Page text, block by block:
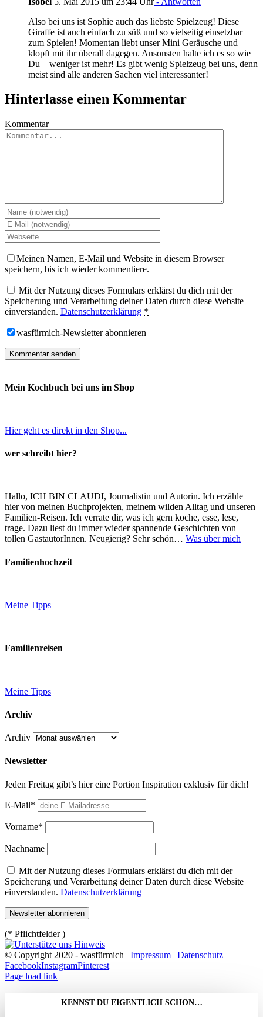
Also bei uns ist Sophie auch das liebste Spielzeug! Diese
Giraffe ist auch einfach zu süß und so vielseitig einsetzbar
zum Spielen! Momentan liebt unser Mini Geräusche und
klopft mit ihr überall dagegen. Ansonsten halte ich es so wie
Du – weniger ist mehr! Es gibt wenig Spielzeug bei uns, denn
meist sind alle anderen Sachen viel interessanter!
Hinterlasse einen Kommentar
Kommentar
Meinen Namen, E-Mail und Website in diesem Browser
speichern, bis ich wieder kommentiere.
Mit der Nutzung dieses Formulars erklärst du dich mit der
Speicherung und Verarbeitung deiner Daten durch diese Website
einverstanden. Datenschutzerklärung *
wasfürmich-Newsletter abonnieren
Mein Kochbuch bei uns im Shop
Hier geht es direkt in den Shop...
wer schreibt hier?
Hallo, ICH BIN CLAUDI, Journalistin und Autorin. Ich erzähle
hier von meinen Buchprojekten, meinem wilden Alltag und unseren
Familien-Reisen. Ich verrate dir, was ich gern koche, esse, lese,
trage. Dazu liest du immer wieder spannende Geschichten von
tollen GastautorInnen. Neugierig? Sehr schön… Was über mich
Familienhochzeit
Meine Tipps
Familienreisen
Meine Tipps
Archiv
Archiv
Newsletter
Jeden Freitag gibt’s hier eine Portion Inspiration exklusiv für dich!
E-Mail*
Vorname*
Nachname
Mit der Nutzung dieses Formulars erklärst du dich mit der
Speicherung und Verarbeitung deiner Daten durch diese Website
einverstanden. Datenschutzerklärung
(* Pflichtfelder )
© Copyright 2020 - wasfürmich | Impressum | Datenschutz
FacebookInstagramPinterest
Page load link
KENNST DU EIGENTLICH SCHON…